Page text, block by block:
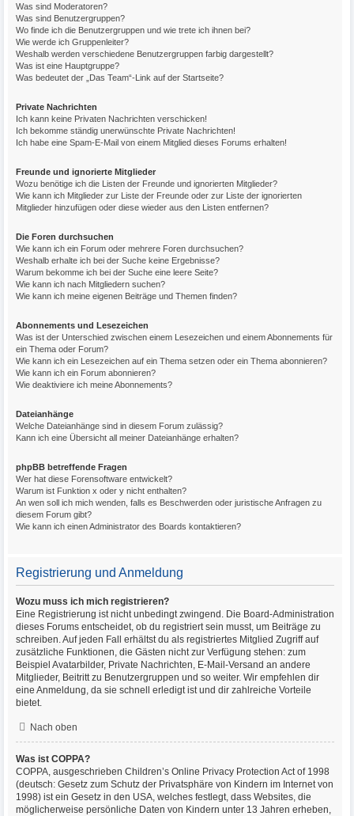
Was sind Moderatoren?
Was sind Benutzergruppen?
Wo finde ich die Benutzergruppen und wie trete ich ihnen bei?
Wie werde ich Gruppenleiter?
Weshalb werden verschiedene Benutzergruppen farbig dargestellt?
Was ist eine Hauptgruppe?
Was bedeutet der „Das Team“-Link auf der Startseite?
Private Nachrichten
Ich kann keine Privaten Nachrichten verschicken!
Ich bekomme ständig unerwünschte Private Nachrichten!
Ich habe eine Spam-E-Mail von einem Mitglied dieses Forums erhalten!
Freunde und ignorierte Mitglieder
Wozu benötige ich die Listen der Freunde und ignorierten Mitglieder?
Wie kann ich Mitglieder zur Liste der Freunde oder zur Liste der ignorierten
Mitglieder hinzufügen oder diese wieder aus den Listen entfernen?
Die Foren durchsuchen
Wie kann ich ein Forum oder mehrere Foren durchsuchen?
Weshalb erhalte ich bei der Suche keine Ergebnisse?
Warum bekomme ich bei der Suche eine leere Seite?
Wie kann ich nach Mitgliedern suchen?
Wie kann ich meine eigenen Beiträge und Themen finden?
Abonnements und Lesezeichen
Was ist der Unterschied zwischen einem Lesezeichen und einem Abonnements für
ein Thema oder Forum?
Wie kann ich ein Lesezeichen auf ein Thema setzen oder ein Thema abonnieren?
Wie kann ich ein Forum abonnieren?
Wie deaktiviere ich meine Abonnements?
Dateianhänge
Welche Dateianhänge sind in diesem Forum zulässig?
Kann ich eine Übersicht all meiner Dateianhänge erhalten?
phpBB betreffende Fragen
Wer hat diese Forensoftware entwickelt?
Warum ist Funktion x oder y nicht enthalten?
An wen soll ich mich wenden, falls es Beschwerden oder juristische Anfragen zu
diesem Forum gibt?
Wie kann ich einen Administrator des Boards kontaktieren?
Registrierung und Anmeldung
Wozu muss ich mich registrieren?
Eine Registrierung ist nicht unbedingt zwingend. Die Board-Administration
dieses Forums entscheidet, ob du registriert sein musst, um Beiträge zu
schreiben. Auf jeden Fall erhältst du als registriertes Mitglied Zugriff auf
zusätzliche Funktionen, die Gästen nicht zur Verfügung stehen: zum
Beispiel Avatarbilder, Private Nachrichten, E-Mail-Versand an andere
Mitglieder, Beitritt zu Benutzergruppen und so weiter. Wir empfehlen dir
eine Anmeldung, da sie schnell erledigt ist und dir zahlreiche Vorteile
bietet.
Nach oben
Was ist COPPA?
COPPA, ausgeschrieben Children’s Online Privacy Protection Act of 1998
(deutsch: Gesetz zum Schutz der Privatsphäre von Kindern im Internet von
1998) ist ein Gesetz in den USA, welches festlegt, dass Websites, die
möglicherweise persönliche Daten von Kindern unter 13 Jahren erheben,